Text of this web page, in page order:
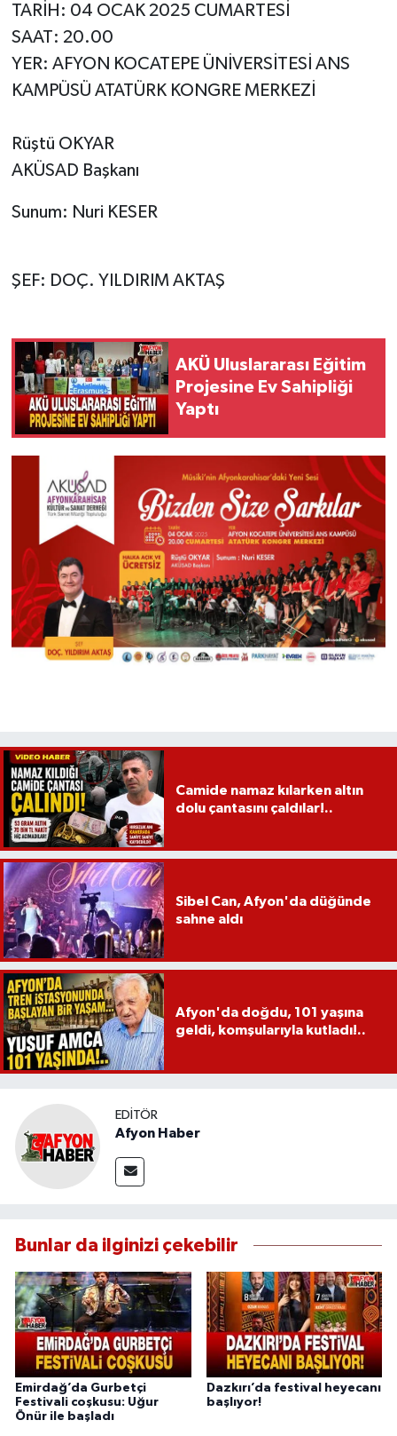
TARİH: 04 OCAK 2025 CUMARTESİ
SAAT: 20.00
YER: AFYON KOCATEPE ÜNİVERSİTESİ ANS
KAMPÜSÜ ATATÜRK KONGRE MERKEZİ
Rüştü OKYAR
AKÜSAD Başkanı
Sunum: Nuri KESER
ŞEF: DOÇ. YILDIRIM AKTAŞ
AKÜ Uluslararası Eğitim
Projesine Ev Sahipliği
Yaptı
Camide namaz kılarken altın
dolu çantasını çaldılar!..
Sibel Can, Afyon'da düğünde
sahne aldı
Afyon'da doğdu, 101 yaşına
geldi, komşularıyla kutladı!..
EDITÖR
Afyon Haber
Bunlar da ilginizi çekebilir
Emirdağ’da Gurbetçi
Festivali coşkusu: Uğur
Önür ile başladı
Dazkırı’da festival heyecanı
başlıyor!